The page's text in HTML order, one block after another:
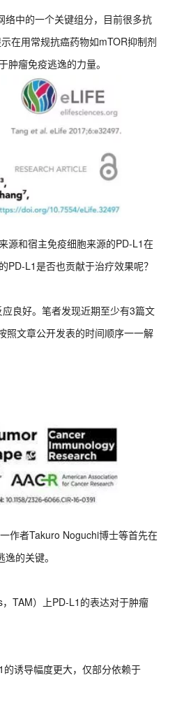
中的一个关键组分，目前很多抗
在用常规抗癌药物如mTOR抑制剂
瘤免疫逃逸的力量。
源和宿主免疫细胞来源的PD-L1在
L1是否也贡献于治疗效果呢？
良好。笔者发现近期至少有3篇文
照文章公开发表的时间顺序一一解
作者Takuro Noguchi博士等首先在
的关键。
TAM）上PD-L1的表达对于肿瘤
诱导幅度更大，仅部分依赖于